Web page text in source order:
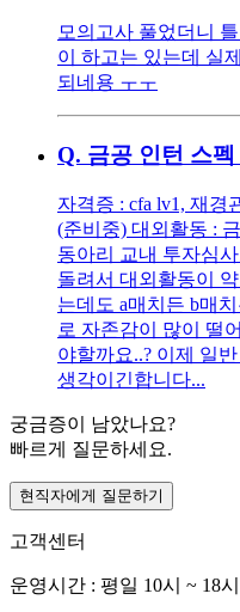
모의고사 풀었더니
이 하고는 있는데 실
되네용 ㅜㅜ
Q. 금공 인턴 스
자격증 : cfa lv1, 재경
(준비중) 대외활동 :
동아리 교내 투자심
돌려서 대외활동이
는데도 a매치든 b매
로 자존감이 많이 떨
야할까요..? 이제 일
생각이긴합니다...
궁금증이 남았나요?
빠르게 질문하세요.
현직자에게 질문하기
고객센터
운영시간 : 평일 10시 ~ 18